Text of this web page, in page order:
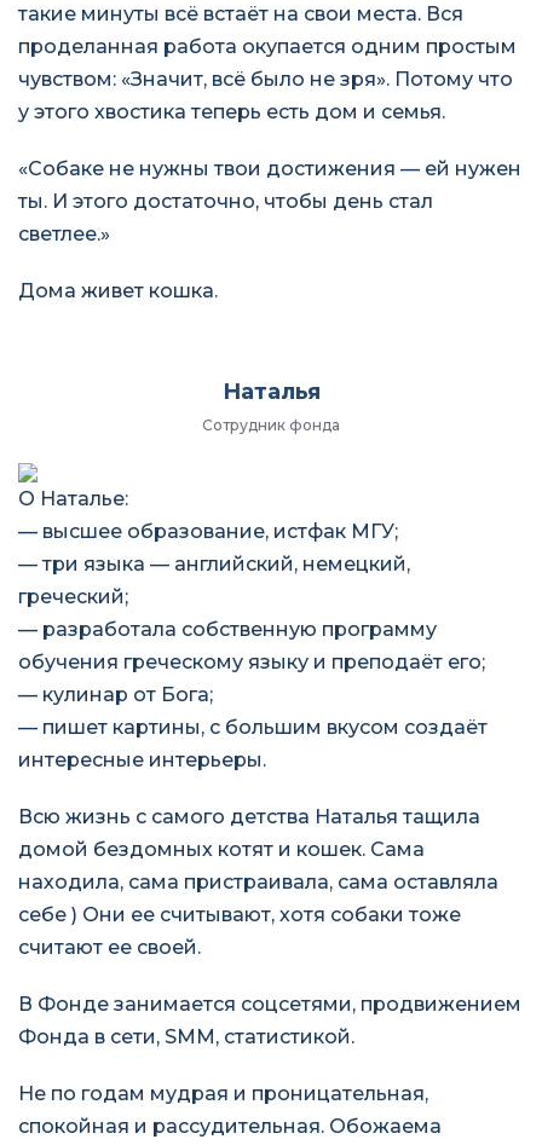
такие минуты всё встаёт на свои места. Вся
проделанная работа окупается одним простым
чувством: «Значит, всё было не зря». Потому что
у этого хвостика теперь есть дом и семья.
«Собаке не нужны твои достижения — ей нужен
ты. И этого достаточно, чтобы день стал
светлее.»
Дома живет кошка.
Наталья
Сотрудник фонда
О Наталье:
— высшее образование, истфак МГУ;
— три языка — английский, немецкий,
греческий;
— разработала собственную программу
обучения греческому языку и преподаёт его;
— кулинар от Бога;
— пишет картины, с большим вкусом создаёт
интересные интерьеры.
Всю жизнь с самого детства Наталья тащила
домой бездомных котят и кошек. Сама
находила, сама пристраивала, сама оставляла
себе ) Они ее считывают, хотя собаки тоже
считают ее своей.
В Фонде занимается соцсетями, продвижением
Фонда в сети, SMM, статистикой.
Не по годам мудрая и проницательная,
спокойная и рассудительная. Обожаема